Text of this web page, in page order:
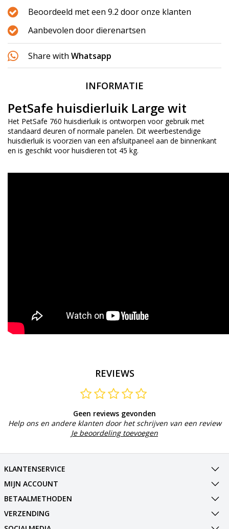
Beoordeeld met een 9.2 door onze klanten
Aanbevolen door dierenartsen
Share with Whatsapp
INFORMATIE
PetSafe huisdierluik Large wit
Het PetSafe 760 huisdierluik is ontworpen voor gebruik met
standaard deuren of normale panelen. Dit weerbestendige
huisdierluik is voorzien van een afsluitpaneel aan de binnenkant
en is geschikt voor huisdieren tot 45 kg.
REVIEWS
Geen reviews gevonden
Help ons en andere klanten door het schrijven van een review
Je beoordeling toevoegen
KLANTENSERVICE
MIJN ACCOUNT
BETAALMETHODEN
VERZENDING